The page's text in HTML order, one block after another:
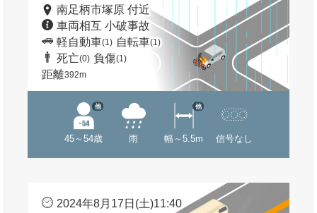
南足柄市塚原 付近
車両相互 小破事故
軽自動車(1) 自転車(1)
死亡(0) 負傷(1)
距離392m
45～54歳
他
雨 幅～5.5m
他
信号なし
2024年8月17日(土)11:40